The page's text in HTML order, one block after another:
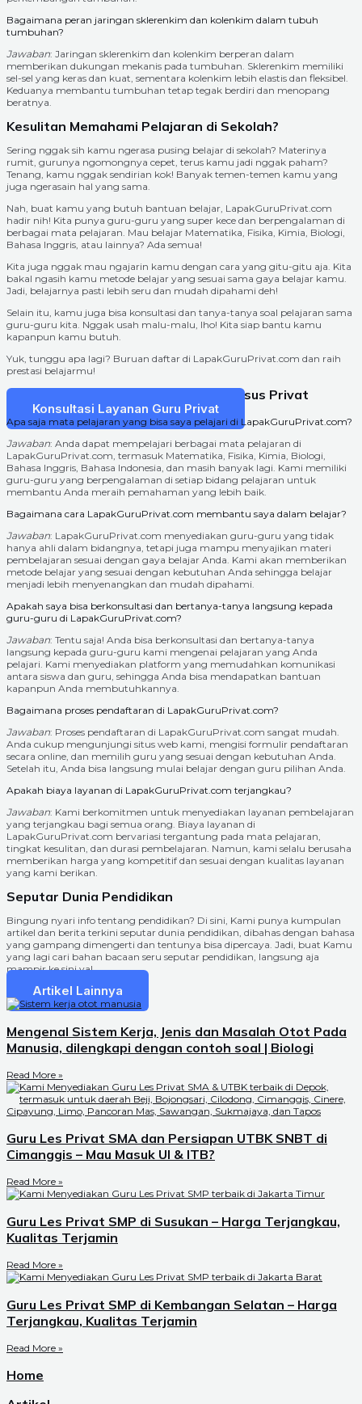
Bagaimana peran jaringan sklerenkim dan kolenkim dalam tubuh
tumbuhan?
Jawaban: Jaringan sklerenkim dan kolenkim berperan dalam
memberikan dukungan mekanis pada tumbuhan. Sklerenkim memiliki
sel-sel yang keras dan kuat, sementara kolenkim lebih elastis dan fleksibel.
Keduanya membantu tumbuhan tetap tegak berdiri dan menopang
beratnya.
Kesulitan Memahami Pelajaran di Sekolah?
Sering nggak sih kamu ngerasa pusing belajar di sekolah? Materinya
rumit, gurunya ngomongnya cepet, terus kamu jadi nggak paham?
Tenang, kamu nggak sendirian kok! Banyak temen-temen kamu yang
juga ngerasain hal yang sama.
Nah, buat kamu yang butuh bantuan belajar, LapakGuruPrivat.com
hadir nih! Kita punya guru-guru yang super kece dan berpengalaman di
berbagai mata pelajaran. Mau belajar Matematika, Fisika, Kimia, Biologi,
Bahasa Inggris, atau lainnya? Ada semua!
Kita juga nggak mau ngajarin kamu dengan cara yang gitu-gitu aja. Kita
bakal ngasih kamu metode belajar yang sesuai sama gaya belajar kamu.
Jadi, belajarnya pasti lebih seru dan mudah dipahami deh!
Selain itu, kamu juga bisa konsultasi dan tanya-tanya soal pelajaran sama
guru-guru kita. Nggak usah malu-malu, lho! Kita siap bantu kamu
kapanpun kamu butuh.
Yuk, tunggu apa lagi? Buruan daftar di LapakGuruPrivat.com dan raih
prestasi belajarmu!
Paling Sering Ditanyakan Terkait Kursus Privat
Konsultasi Layanan Guru Privat
Apa saja mata pelajaran yang bisa saya pelajari di LapakGuruPrivat.com?
Jawaban: Anda dapat mempelajari berbagai mata pelajaran di
LapakGuruPrivat.com, termasuk Matematika, Fisika, Kimia, Biologi,
Bahasa Inggris, Bahasa Indonesia, dan masih banyak lagi. Kami memiliki
guru-guru yang berpengalaman di setiap bidang pelajaran untuk
membantu Anda meraih pemahaman yang lebih baik.
Bagaimana cara LapakGuruPrivat.com membantu saya dalam belajar?
Jawaban: LapakGuruPrivat.com menyediakan guru-guru yang tidak
hanya ahli dalam bidangnya, tetapi juga mampu menyajikan materi
pembelajaran sesuai dengan gaya belajar Anda. Kami akan memberikan
metode belajar yang sesuai dengan kebutuhan Anda sehingga belajar
menjadi lebih menyenangkan dan mudah dipahami.
Apakah saya bisa berkonsultasi dan bertanya-tanya langsung kepada
guru-guru di LapakGuruPrivat.com?
Jawaban: Tentu saja! Anda bisa berkonsultasi dan bertanya-tanya
langsung kepada guru-guru kami mengenai pelajaran yang Anda
pelajari. Kami menyediakan platform yang memudahkan komunikasi
antara siswa dan guru, sehingga Anda bisa mendapatkan bantuan
kapanpun Anda membutuhkannya.
Bagaimana proses pendaftaran di LapakGuruPrivat.com?
Jawaban: Proses pendaftaran di LapakGuruPrivat.com sangat mudah.
Anda cukup mengunjungi situs web kami, mengisi formulir pendaftaran
secara online, dan memilih guru yang sesuai dengan kebutuhan Anda.
Setelah itu, Anda bisa langsung mulai belajar dengan guru pilihan Anda.
Apakah biaya layanan di LapakGuruPrivat.com terjangkau?
Jawaban: Kami berkomitmen untuk menyediakan layanan pembelajaran
yang terjangkau bagi semua orang. Biaya layanan di
LapakGuruPrivat.com bervariasi tergantung pada mata pelajaran,
tingkat kesulitan, dan durasi pembelajaran. Namun, kami selalu berusaha
memberikan harga yang kompetitif dan sesuai dengan kualitas layanan
yang kami berikan.
Seputar Dunia Pendidikan
Bingung nyari info tentang pendidikan? Di sini, Kami punya kumpulan
artikel dan berita terkini seputar dunia pendidikan, dibahas dengan bahasa
yang gampang dimengerti dan tentunya bisa dipercaya. Jadi, buat Kamu
yang lagi cari bahan bacaan seru seputar pendidikan, langsung aja
mampir ke sini ya!
Artikel Lainnya
Mengenal Sistem Kerja, Jenis dan Masalah Otot Pada
Manusia, dilengkapi dengan contoh soal | Biologi
Read More »
Guru Les Privat SMA dan Persiapan UTBK SNBT di
Cimanggis – Mau Masuk UI & ITB?
Read More »
Guru Les Privat SMP di Susukan – Harga Terjangkau,
Kualitas Terjamin
Read More »
Guru Les Privat SMP di Kembangan Selatan – Harga
Terjangkau, Kualitas Terjamin
Read More »
Home